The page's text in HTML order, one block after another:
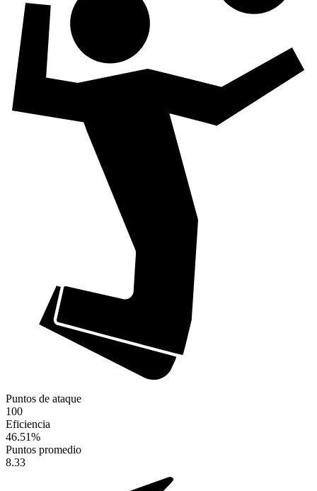
Puntos de ataque
100
Eficiencia
46.51%
Puntos promedio
8.33